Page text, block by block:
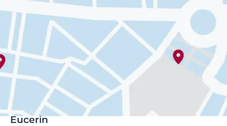
Eucerin